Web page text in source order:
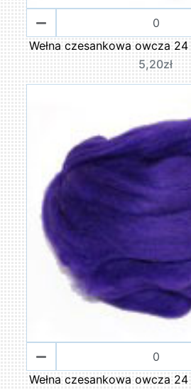
Wełna czesankowa owcza
5,20zł
Wełna czesankowa owcza